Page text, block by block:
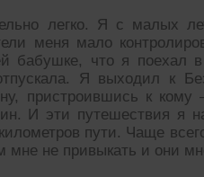
легко. Я с малых
меня мало
бабушке, что я поехал
Я выходил к
пристроившись к кому
И эти путешествия
пути. Чаще
мне не привыкать и они